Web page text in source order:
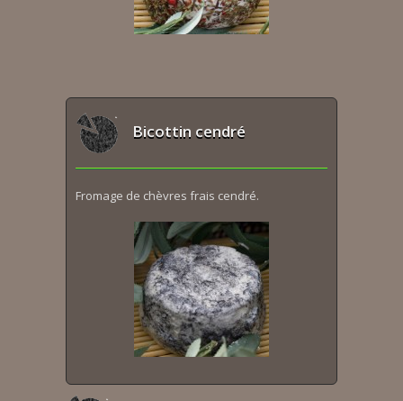
Bicottin cendré
Fromage de chèvres frais cendré.